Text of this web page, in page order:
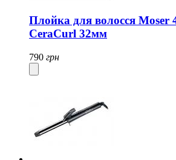
Плойка для волосся Moser
CeraCurl 32мм
790 грн